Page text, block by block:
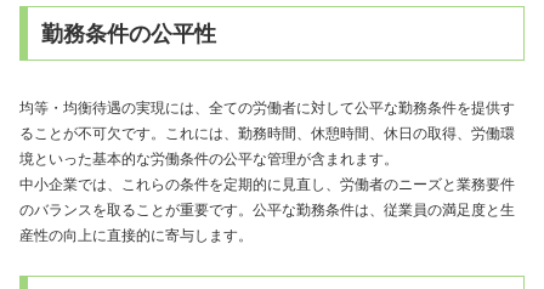
勤務条件の公平性
均等・均衡待遇の実現には、全ての労働者に対して公平な勤務条件を提供す
ることが不可欠です。これには、勤務時間、休憩時間、休日の取得、労働環
境といった基本的な労働条件の公平な管理が含まれます。
中小企業では、これらの条件を定期的に見直し、労働者のニーズと業務要件
のバランスを取ることが重要です。公平な勤務条件は、従業員の満足度と生
産性の向上に直接的に寄与します。